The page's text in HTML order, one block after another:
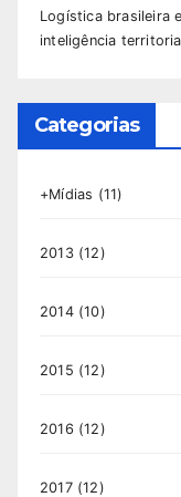
Logística brasileira
inteligência
Categorias
+Mídias (11)
2013(12)
2014(10)
2015 (12)
2016 (12)
2017(12)